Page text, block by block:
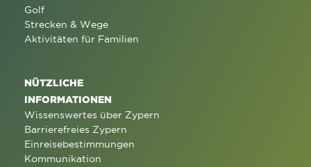
Golf
Strecken & Wege
Aktivitäten für Familien
NÜTZLICHE
INFORMATIONEN
Wissenswertes über Zypern
Barrierefreies Zypern
Einreisebestimmungen
Kommunikation